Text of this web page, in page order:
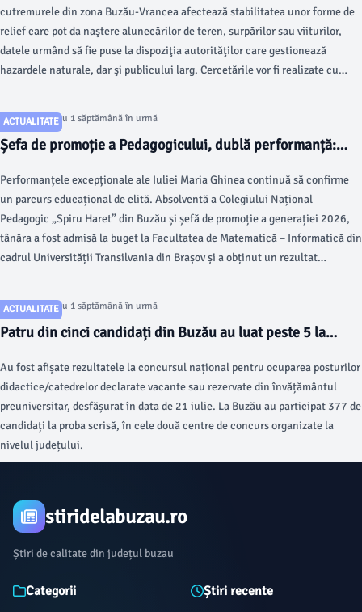
cutremurele din zona Buzău-Vrancea afectează stabilitatea unor forme de
relief care pot da naştere alunecărilor de teren, surpărilor sau viiturilor,
datele urmând să fie puse la dispoziţia autorităţilor care gestionează
hazardele naturale, dar şi publicului larg. Cercetările vor fi realizate cu
ACTUALITATE
Articol postat cu 1 săptămână în urmă
Șefa de promoție a Pedagogicului, dublă performanță:
Performanțele excepționale ale Iuliei Maria Ghinea continuă să confirme
un parcurs educațional de elită. Absolventă a Colegiului Național
Pedagogic „Spiru Haret” din Buzău și șefă de promoție a generației 2026,
tânăra a fost admisă la buget la Facultatea de Matematică – Informatică din
cadrul Universității Transilvania din Brașov și a obținut un rezultat
ACTUALITATE
Articol postat cu 1 săptămână în urmă
Patru din cinci candidați din Buzău au luat peste 5 la
Au fost afișate rezultatele la concursul național pentru ocuparea posturilor
didactice/catedrelor declarate vacante sau rezervate din învățământul
preuniversitar, desfășurat în data de 21 iulie. La Buzău au participat 377 de
candidați la proba scrisă, în cele două centre de concurs organizate la
nivelul județului.
stiridelabuzau.ro
Știri de calitate din județul buzau
Categorii Știri recente